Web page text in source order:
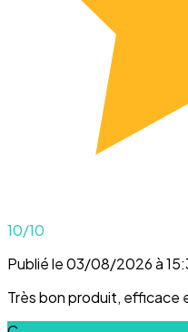
10/10
Publié le 03/08/2026 à
Très bon produit, efficace